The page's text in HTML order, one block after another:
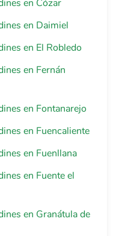
en Cózar
en Daimiel
en El Robledo
en Fernán
en Fontanarejo
en Fuencaliente
en Fuenllana
en Fuente el
en Granátula de